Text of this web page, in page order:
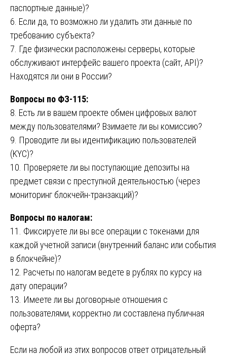
паспортные данные)?
6. Если да, то возможно ли удалить эти данные по
требованию субъекта?
7. Где физически расположены серверы, которые
обслуживают интерфейс вашего проекта (сайт, API)?
Находятся ли они в России?
Вопросы по ФЗ-115:
8. Есть ли в вашем проекте обмен цифровых валют
между пользователями? Взимаете ли вы комиссию?
9. Проводите ли вы идентификацию пользователей
(KYC)?
10. Проверяете ли вы поступающие депозиты на
предмет связи с преступной деятельностью (через
мониторинг блокчейн-транзакций)?
Вопросы по налогам:
11. Фиксируете ли вы все операции с токенами для
каждой учетной записи (внутренний баланс или события
в блокчейне)?
12. Расчеты по налогам ведете в рублях по курсу на
дату операции?
13. Имеете ли вы договорные отношения с
пользователями, корректно ли составлена публичная
оферта?
Если на любой из этих вопросов ответ отрицательный